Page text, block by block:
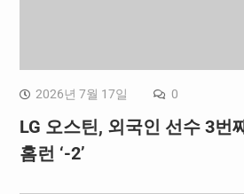
2026년 7월 17일 0
LG 오스틴, 외국인 선수 3번
홈런 ‘-2’